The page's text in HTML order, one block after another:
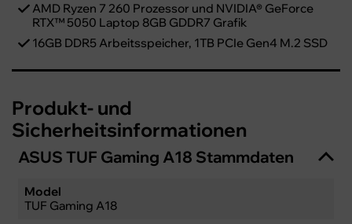
AMD Ryzen 7 260 Prozessor und NVIDIA® GeForce
RTX™ 5050 Laptop 8GB GDDR7 Grafik
16GB DDR5 Arbeitsspeicher, 1TB PCIe Gen4 M.2 SSD
Produkt- und
Sicherheitsinformationen
ASUS TUF Gaming A18 Stammdaten
Model
TUF Gaming A18